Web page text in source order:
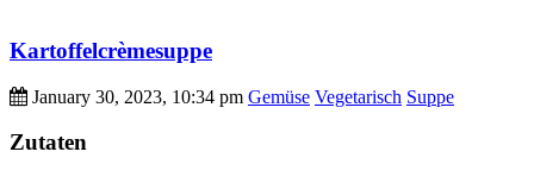
Kartoffelcrèmesuppe
January 30, 2023, 10:34 pm Gemüse Vegetarisch Suppe
Zutaten